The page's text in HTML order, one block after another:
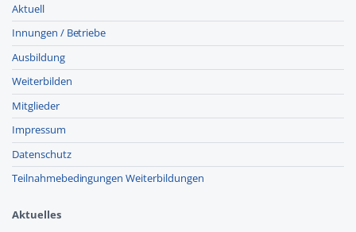
Aktuell
Innungen / Betriebe
Ausbildung
Weiterbilden
Mitglieder
Impressum
Datenschutz
Teilnahmebedingungen Weiterbildungen
Aktuelles